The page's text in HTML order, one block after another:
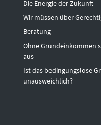
Die Energie der Zukunft
Wir müssen über
Beratung
Ohne Grundeinkommen
aus
Ist das bedingungslose
unausweichlich?